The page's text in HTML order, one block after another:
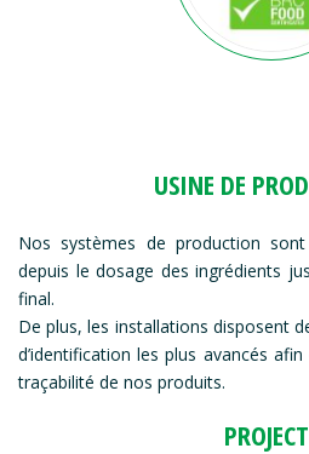
USINE DE
Nos systèmes de production
depuis le dosage des ingrédients
final.
De plus, les installations disposent
d’identification les plus avancés
traçabilité de nos produits.